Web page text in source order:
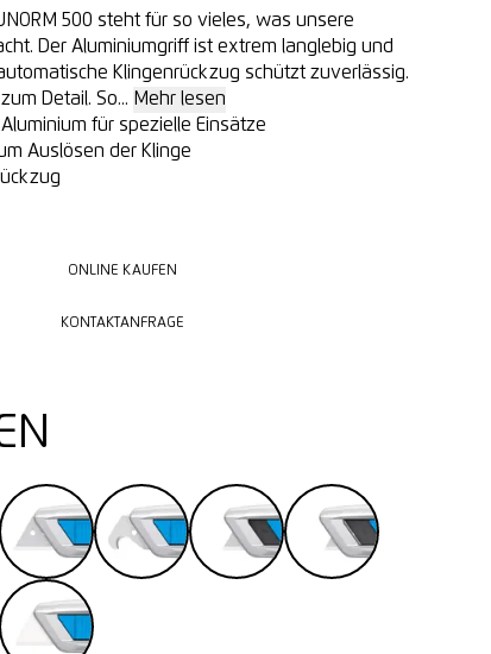
500 steht für so vieles, was unsere
Der Aluminiumgriff ist extrem langlebig und
Klingenrückzug schützt zuverlässig.
Detail. So... Mehr lesen
für spezielle Einsätze
Auslösen der Klinge
ONLINE KAUFEN
KONTAKTANFRAGE